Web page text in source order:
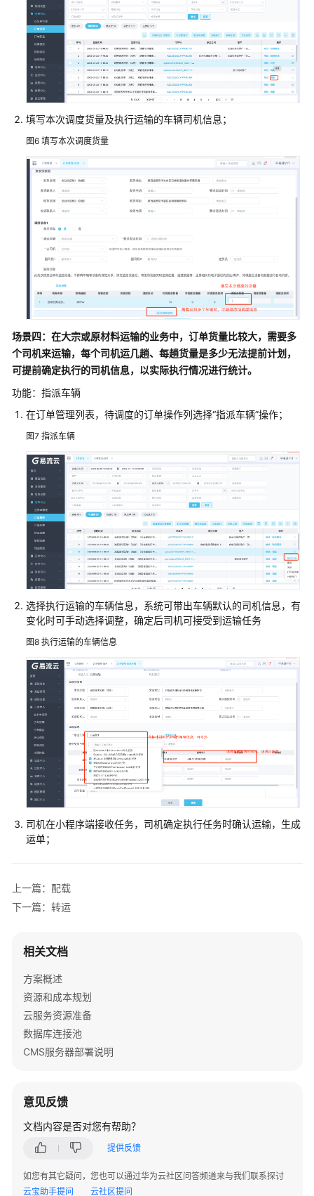
运
（委
派）
配
调
度
转
运
运
输
过
程
行
监
控
消
息
提
签
收
回
单
结
算
用
户
体
修
订
记
录
文
档
参
产
品
术
共
担
服
务
填写本次调度货量及执行运输的车辆司机信息；
图6 填写本次调度货量
场景四：在大宗或原材料运输的业务中，订单货量比较大，需要多
个司机来运输，每个司机运几趟、每趟货量是多少无法提前计划，
可提前确定执行的司机信息，以实际执行情况进行统计。
功能：指派车辆
在订单管理列表，待调度的订单操作列选择“指派车辆”操作；
图7 指派车辆
选择执行运输的车辆信息，系统可带出车辆默认的司机信息，有
变化时可手动选择调整，确定后司机可接受到运输任务
图8 执行运输的车辆信息
司机在小程序端接收任务，司机确定执行任务时确认运输，生成
运单；
上一篇：配载
下一篇：转运
相关文档
方案概述
资源和成本规划
云服务资源准备
数据库连接池
CMS服务器部署说明
意见反馈
文档内容是否对您有帮助？
提供反馈
如您有其它疑问，您也可以通过华为云社区问答频道来与我们联系探讨
云宝助手提问
云社区提问